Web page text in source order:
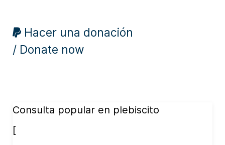
Hacer una donación
/ Donate now
Consulta popular en plebiscito
[